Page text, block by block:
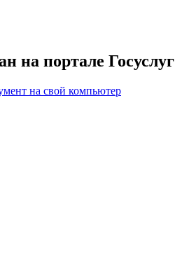
на портале Госуслуг
на свой компьютер